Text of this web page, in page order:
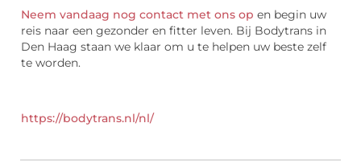
Neem vandaag nog contact met ons op en begin uw
reis naar een gezonder en fitter leven. Bij Bodytrans in
Den Haag staan we klaar om u te helpen uw beste zelf
te worden.
https://bodytrans.nl/nl/